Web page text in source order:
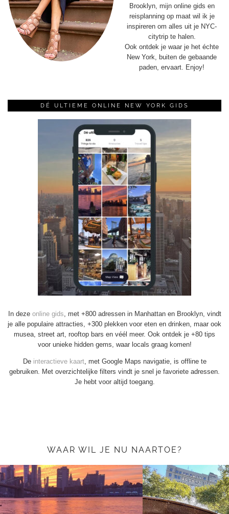
Brooklyn, mijn online gids en
reisplanning op maat wil ik je
inspireren om alles uit je NYC-
citytrip te halen.
Ook ontdek je waar je het échte
New York, buiten de gebaande
paden, ervaart. Enjoy!
DÉ ULTIEME ONLINE NEW YORK GIDS
In deze online gids, met +800 adressen in Manhattan en Brooklyn, vindt
je alle populaire attracties, +300 plekken voor eten en drinken, maar ook
musea, street art, rooftop bars en véél meer. Ook ontdek je +80 tips
voor unieke hidden gems, waar locals graag komen!
De interactieve kaart, met Google Maps navigatie, is offline te
gebruiken. Met overzichtelijke filters vindt je snel je favoriete adressen.
Je hebt voor altijd toegang.
WAAR WIL JE NU NAARTOE?